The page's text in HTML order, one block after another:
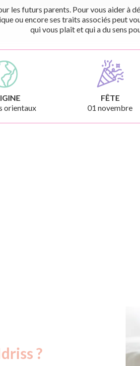
les futurs parents. Pour vous aider à
ou encore ses traits associés peut
qui vous plaît et qui a du sens
orientaux
FÊTE
01 novembre
?